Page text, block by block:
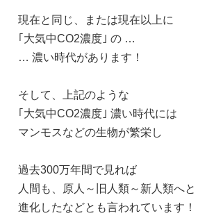
現在と同じ、または現在以上に
｢大気中CO2濃度｣ の …
… 濃い時代があります！
そして、上記のような
｢大気中CO2濃度｣ 濃い時代には
マンモスなどの生物が繁栄し
過去300万年間で見れば
人間も、原人～旧人類～新人類へと
進化したなどとも言われています！